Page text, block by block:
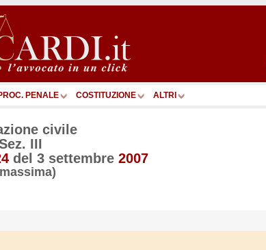
PENALE COSTITUZIONE ALTRI
civile
III
del 3 settembre 2007